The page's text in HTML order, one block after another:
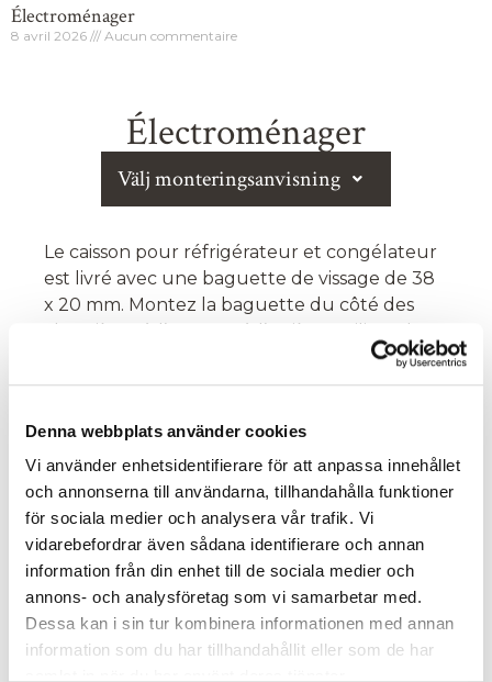
Denna webbplats använder cookies
Vi använder enhetsidentifierare för att anpassa innehållet
och annonserna till användarna, tillhandahålla funktioner
för sociala medier och analysera vår trafik. Vi
vidarebefordrar även sådana identifierare och annan
information från din enhet till de sociala medier och
annons- och analysföretag som vi samarbetar med.
Dessa kan i sin tur kombinera informationen med annan
information som du har tillhandahållit eller som de har
Électroménager
8 avril 2026 Aucun commentaire
Électroménager
Välj monteringsanvisning
Le caisson pour réfrigérateur et congélateur
est livré avec une baguette de vissage de 38
x 20 mm. Montez la baguette du côté des
charnières, à l’avant et à l’arrière. Utilisez des
door, il est important que le placement du
caisson soit fait correctement. Placez
l’appareil de manière à ce qu’il soit proche du
côté où se trouve la poignée, et non du côté
des charnières.
Fixez ensuite la porte sur l’appareil selon les
instructions du fournisseur d’électroménager
pour assurer une installation stable et